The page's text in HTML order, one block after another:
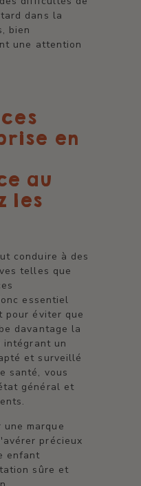
dans la
bien
une attention
en
au
les
conduire à des
telles que
essentiel
pour éviter que
davantage la
intégrant un
et surveillé
santé, vous
général et
une marque
précieux
enfant
sûre et